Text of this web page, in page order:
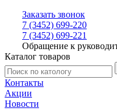
Заказать звонок
7 (3452) 699-220
7 (3452) 699-221
Обращение к
Каталог товаров
Контакты
Акции
Новости